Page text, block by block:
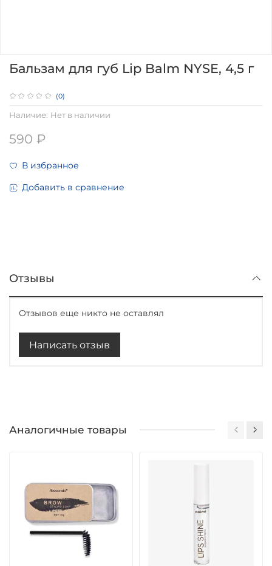
(0)
Наличие: Нет в наличии
Бальзам для губ Lip Balm NYSE, 4,5 г
590 ₽
В избранное
Добавить в сравнение
Отзывы
Отзывов еще никто не оставлял
Написать отзыв
Аналогичные товары